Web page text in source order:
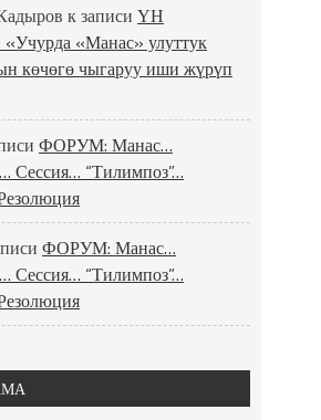
к записи ҮН
«Манас» улуттук
көчөгө чыгаруу иши жүрүп
ФОРУМ: Манас…
Сессия… “Тилимпоз”…
ФОРУМ: Манас…
Сессия… “Тилимпоз”…